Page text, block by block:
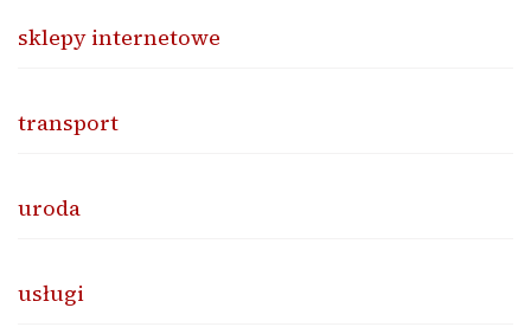
sklepy internetowe
transport
uroda
usługi